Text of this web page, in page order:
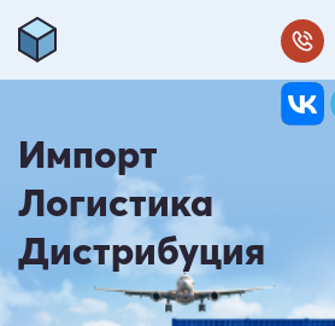
Импорт
Логистика
Дистрибуция